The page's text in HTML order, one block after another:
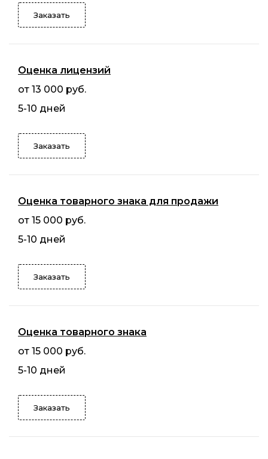
Заказать
Оценка лицензий
от 13 000 руб.
5-10 дней
Заказать
Оценка товарного знака для продажи
от 15 000 руб.
5-10 дней
Заказать
Оценка товарного знака
от 15 000 руб.
5-10 дней
Заказать